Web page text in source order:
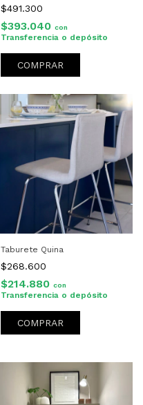
$491.300
$393.040 con
Transferencia o depósito
COMPRAR
Taburete Quina
$268.600
$214.880 con
Transferencia o depósito
COMPRAR